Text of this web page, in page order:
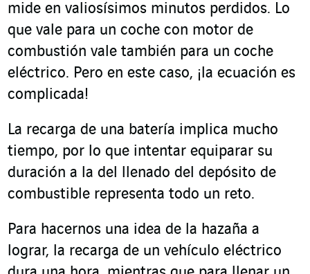
mide en valiosísimos minutos perdidos. Lo
que vale para un coche con motor de
combustión vale también para un coche
eléctrico. Pero en este caso, ¡la ecuación es
complicada!
La recarga de una batería implica mucho
tiempo, por lo que intentar equiparar su
duración a la del llenado del depósito de
combustible representa todo un reto.
Para hacernos una idea de la hazaña a
lograr, la recarga de un vehículo eléctrico